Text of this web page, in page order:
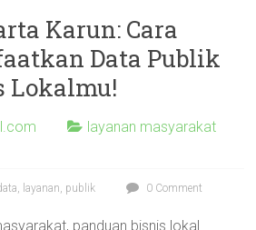
Karun: Cara
Data Publik
Lokalmu!
layanan masyarakat
, layanan, publik 0 Comment
panduan bisnis lokal